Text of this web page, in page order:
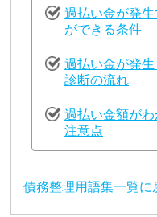
過払い金が発
ができる条件
過払い金が発
診断の流れ
過払い金額が
注意点
債務整理用語集一覧に